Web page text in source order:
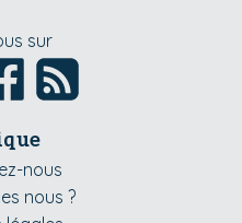
sur
nous
nous ?